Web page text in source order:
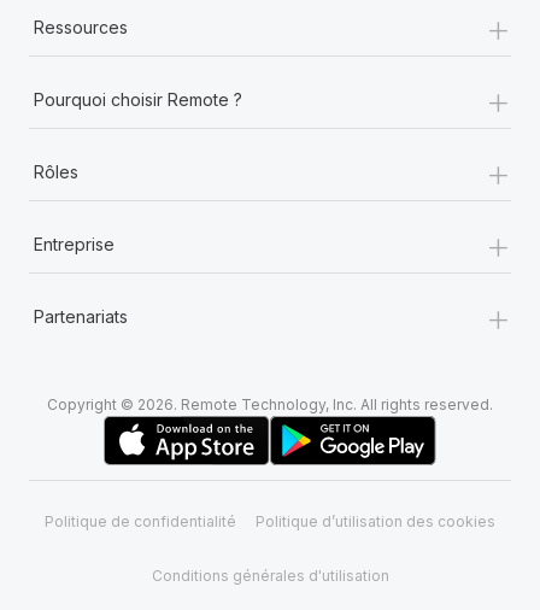
Ressources +
Pourquoi choisir Remote ? +
Rôles +
Entreprise +
Partenariats +
Copyright © 2026. Remote Technology, Inc. All rights reserved.
Politique de confidentialité Politique d’utilisation des cookies
Conditions générales d'utilisation